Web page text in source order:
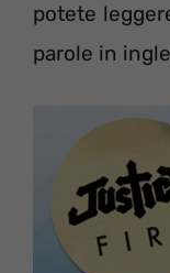
potete
parole in